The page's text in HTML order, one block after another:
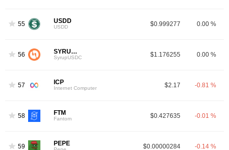
55 USDD
USDD $0.999277 0.00 %
56 SYRUPUSDC
SyrupUSDC $1.176255 0.00 %
57 ICP
Internet Computer $2.17 -0.81 %
58 FTM
Fantom $0.427635 -0.01 %
59 PEPE $0.00000284 -0.14 %